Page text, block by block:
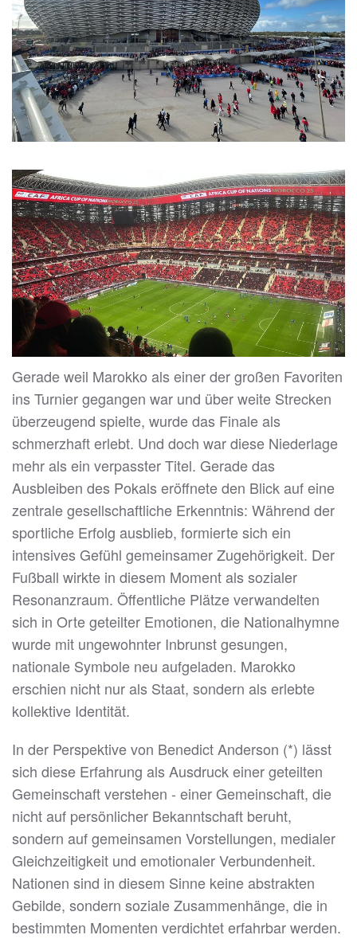
Gerade weil Marokko als einer der großen Favoriten
ins Turnier gegangen war und über weite Strecken
überzeugend spielte, wurde das Finale als
schmerzhaft erlebt. Und doch war diese Niederlage
mehr als ein verpasster Titel. Gerade das
Ausbleiben des Pokals eröffnete den Blick auf eine
zentrale gesellschaftliche Erkenntnis: Während der
sportliche Erfolg ausblieb, formierte sich ein
intensives Gefühl gemeinsamer Zugehörigkeit. Der
Fußball wirkte in diesem Moment als sozialer
Resonanzraum. Öffentliche Plätze verwandelten
sich in Orte geteilter Emotionen, die Nationalhymne
wurde mit ungewohnter Inbrunst gesungen,
nationale Symbole neu aufgeladen. Marokko
erschien nicht nur als Staat, sondern als erlebte
kollektive Identität.
In der Perspektive von Benedict Anderson (*) lässt
sich diese Erfahrung als Ausdruck einer geteilten
Gemeinschaft verstehen - einer Gemeinschaft, die
nicht auf persönlicher Bekanntschaft beruht,
sondern auf gemeinsamen Vorstellungen, medialer
Gleichzeitigkeit und emotionaler Verbundenheit.
Nationen sind in diesem Sinne keine abstrakten
Gebilde, sondern soziale Zusammenhänge, die in
bestimmten Momenten verdichtet erfahrbar werden.